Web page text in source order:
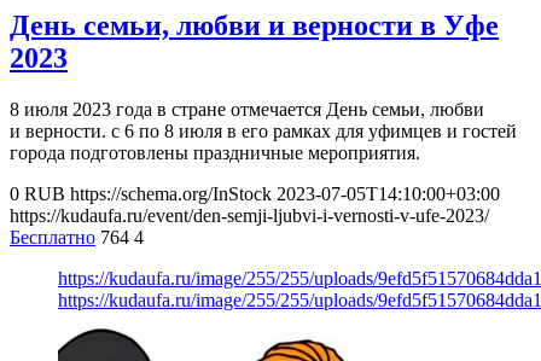
День семьи, любви и верности в Уфе
2023
8 июля 2023 года в стране отмечается День семьи, любви
и верности. с 6 по 8 июля в его рамках для уфимцев и гостей
города подготовлены праздничные мероприятия.
0 RUB https://schema.org/InStock 2023-07-05T14:10:00+03:00
https://kudaufa.ru/event/den-semji-ljubvi-i-vernosti-v-ufe-2023/
Бесплатно 764 4
https://kudaufa.ru/image/255/255/uploads/
https://kudaufa.ru/image/255/255/uploads/